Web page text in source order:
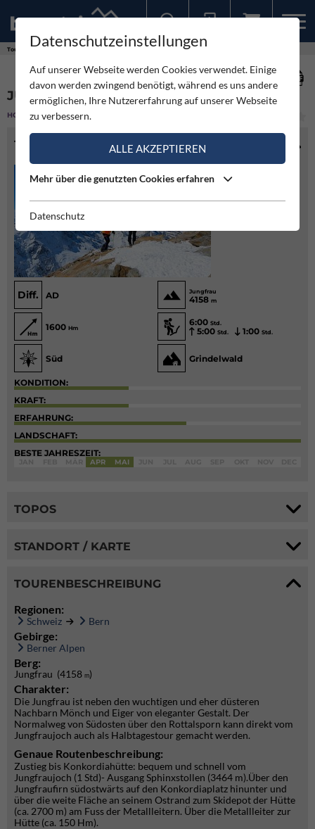
Touren
JUNGFRAU - NORMALWEG
HOCHTOUR MITTEL
TOURENINFO
Diff. AD Jungfrau
4158 m
1600 Hm
6:00 Std.
5:00 Std. 1:00 Std.
Süd Grindelwald
KONDITION:
KRAFT:
ERFAHRUNG:
LANDSCHAFT:
BESTE JAHRESZEIT:
APR MAI
TOPOS
STANDORT / KARTE
TOURENBESCHREIBUNG
Regionen:
Schweiz Bern
Gebirge:
Berner Alpen
Berg:
Jungfrau (4158 m)
Charakter:
Die Jungfrau ist neben den wuchtigen und eher düsteren
Nachbarn Mönch und Eiger von eleganter Gestalt. Der
Normalweg von Südosten über den Rottalsporn kann direkt vom
Jungfraujoch auch als Halbtagestour gemacht werden.
Genaue Routenbeschreibung:
Zustieg bis Konkordiahütte: bequem und schnell vom
Jungfraujoch (1 Std)- Ausgang Sphinxstollen (3464 m).Über den
Jungfraufirn südostwärts auf den Konkordiaplatz hinunter und
über die weite Fläche an seinem Ostrand zum Skidepot der Hütte
(ca. 2700 m) am Fuss der Metallleitern. Über die Metallleiter zur
Hütte (ca. 150 Hm).
Datenschutzeinstellungen
Auf unserer Webseite werden Cookies verwendet. Einige
davon werden zwingend benötigt, während es uns andere
ermöglichen, Ihre Nutzererfahrung auf unserer Webseite
zu verbessern.
ALLE AKZEPTIEREN
Mehr über die genutzten Cookies erfahren
Datenschutz